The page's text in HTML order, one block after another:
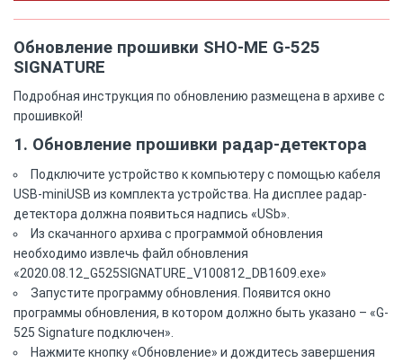
Обновление прошивки SHO-ME G-525
SIGNATURE
Подробная инструкция по обновлению размещена в архиве с
прошивкой!
1. Обновление прошивки радар-детектора
Подключите устройство к компьютеру с помощью кабеля
USB-miniUSB из комплекта устройства. На дисплее радар-
детектора должна появиться надпись «USb».
Из скачанного архива с программой обновления
необходимо извлечь файл обновления
«2020.08.12_G525SIGNATURE_V100812_DB1609.exe»
Запустите программу обновления. Появится окно
программы обновления, в котором должно быть указано – «G-
525 Signature подключен».
Нажмите кнопку «Обновление» и дождитесь завершения